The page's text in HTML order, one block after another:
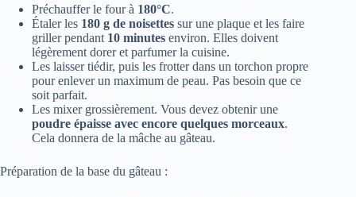
Préchauffer le four à 180°C.
Étaler les 180 g de noisettes sur une plaque et les faire
griller pendant 10 minutes environ. Elles doivent
légèrement dorer et parfumer la cuisine.
Les laisser tiédir, puis les frotter dans un torchon propre
pour enlever un maximum de peau. Pas besoin que ce
soit parfait.
Les mixer grossièrement. Vous devez obtenir une
poudre épaisse avec encore quelques morceaux.
Cela donnera de la mâche au gâteau.
Préparation de la base du gâteau :